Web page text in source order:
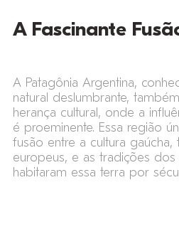
A Fascinante
A Patagônia Argentina,
natural deslumbrante,
herança cultural, onde a
é proeminente. Essa região
fusão entre a cultura
europeus, e as tradições
habitaram essa terra por